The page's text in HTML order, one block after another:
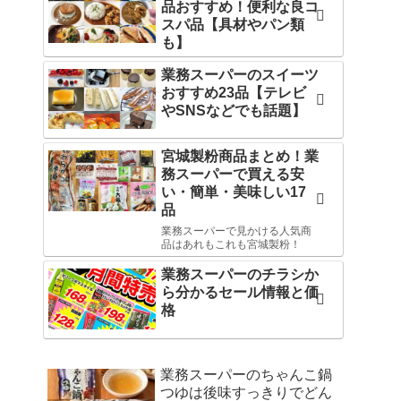
品おすすめ！便利な良コ
スパ品【具材やパン類
も】
業務スーパーのスイーツ
おすすめ23品【テレビ
やSNSなどでも話題】
宮城製粉商品まとめ！業
務スーパーで買える安
い・簡単・美味しい17
品
業務スーパーで見かける人気商
品はあれもこれも宮城製粉！
業務スーパーのチラシか
ら分かるセール情報と価
格
業務スーパーのちゃんこ鍋
つゆは後味すっきりでどん